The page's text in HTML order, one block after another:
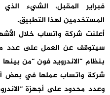
فبراير المقبل، الشيء
المستخدمين لهذا التطبيق.
أعلنت شركة واتساب خلال
سيتوقف عن العمل على عدد
بنظام “الاندرويد فون “من
وعدد محدود على أجهزة